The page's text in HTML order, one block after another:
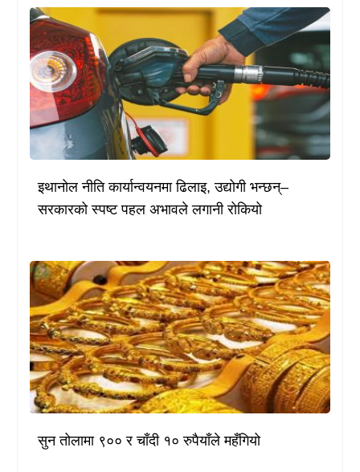
इथानोल नीति कार्यान्वयनमा ढिलाइ, उद्योगी भन्छन्–
सरकारको स्पष्ट पहल अभावले लगानी रोकियो
सुन तोलामा ९०० र चाँदी १० रुपैयाँले महँगियो